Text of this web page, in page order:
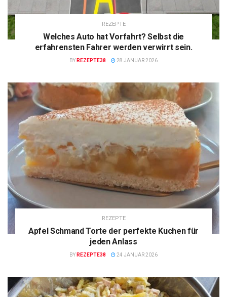
REZEPTE
Welches Auto hat Vorfahrt? Selbst die
erfahrensten Fahrer werden verwirrt sein.
BY REZEPTE38 28 JANUAR 2026
REZEPTE
Apfel Schmand Torte der perfekte Kuchen für
jeden Anlass
BY REZEPTE38 24 JANUAR 2026